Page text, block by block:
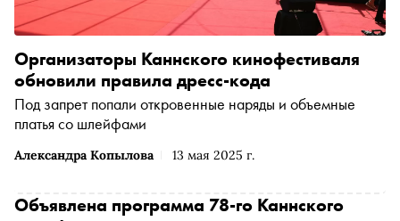
Александра Копылова 13 мая 2025 г.
Организаторы Каннского кинофестиваля
обновили правила дресс-кода
Под запрет попали откровенные наряды и объемные
платья со шлейфами
Объявлена программа 78-го Каннского